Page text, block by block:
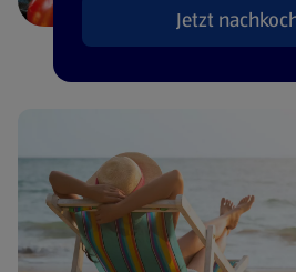
Jetzt